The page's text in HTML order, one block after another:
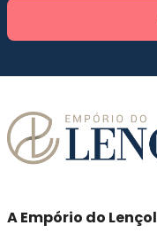
A Empório do Lençol